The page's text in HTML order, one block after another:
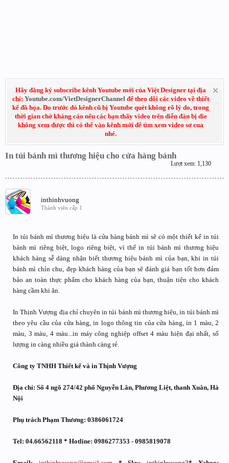
Hãy đăng ký subscribe kênh Youtube mới của Việt Designer tại địa
chỉ: Youtube.com/VietDesignerChannel để theo dõi các video về thiết
kế đồ họa. Do trước đó kênh cũ bị Youtube quét không rõ lý do, trong
thời gian chờ kháng cáo nếu các bạn thấy video trên diễn đàn bị die
không xem được thì có thể vào kênh mới để tìm xem video sơ cua
nhé.
In túi bánh mì thương hiệu cho cửa hàng bánh
Lượt xem: 1,130
inthinhvuong
Thành viên cấp 1
In túi bánh mì thương hiệu là cửa hàng bánh mì sẽ có một thiết kế in túi
bánh mì riêng biệt, logo riêng biệt, vì thế in túi bánh mì thương hiệu
khách hàng sễ dàng nhận biết thương hiệu bánh mì của bạn, khi in túi
bánh mì chỉn chu, đẹp khách hàng của bạn sẽ đánh giá bạn tốt hơn đảm
bảo an toàn thực phẩm cho khách hàng của bạn, thuận tiện cho khách
hàng cầm khi ăn.
In Thịnh Vượng địa chỉ chuyên in túi bánh mì thương hiệu, in túi bánh mì
theo yêu cầu của cửa hàng, in logo thông tin của cửa hàng, in 1 màu, 2
màu, 3 màu, 4 màu...in máy công nghiệp offset 4 màu hiện đại nhất, số
lượng in càng nhiều giá thành càng rẻ.
Công ty TNHH Thiết kế và in Thịnh Vượng
Địa chỉ: Số 4 ngõ 274/42 phố Nguyễn Lân, Phương Liệt, thanh Xuân, Hà
Nội
Phụ trách Phạm Thương: 0386061724
Tel: 04.66562118 * Hotline: 0986277353 - 0985819078